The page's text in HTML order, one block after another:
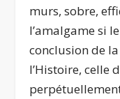
murs, sobre,
l’amalgame si
conclusion de
l’Histoire, celle